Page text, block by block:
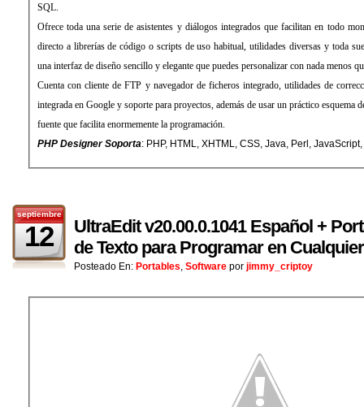
SQL.
Ofrece toda una serie de asistentes y diálogos integrados que facilitan en todo momento tu tarea, además de acceso
directo a librerías de código o scripts de uso habitual, utilidades diversas y toda suerte de herramientas, todo ello en
Cuenta con cliente de FTP y navegador de ficheros integrado, utilidades de corrección y autocompletado, búsqueda
integrada en Google y soporte para proyectos, además de usar un práctico esquema de color para la sintaxis del código
fuente que facilita enormemente la programación.
PHP Designer Soporta
septiembre
12
UltraEdit v20.00.0.1041 Español +
de Texto para Programar en
Posteado En: Portables, Software por jimmy_criptoy